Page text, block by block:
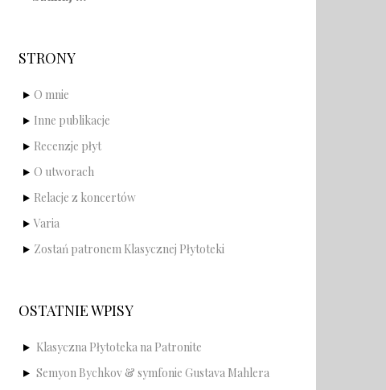
STRONY
O mnie
Inne publikacje
Recenzje płyt
O utworach
Relacje z koncertów
Varia
Zostań patronem Klasycznej Płytoteki
OSTATNIE WPISY
Klasyczna Płytoteka na Patronite
Semyon Bychkov & symfonie Gustava Mahlera